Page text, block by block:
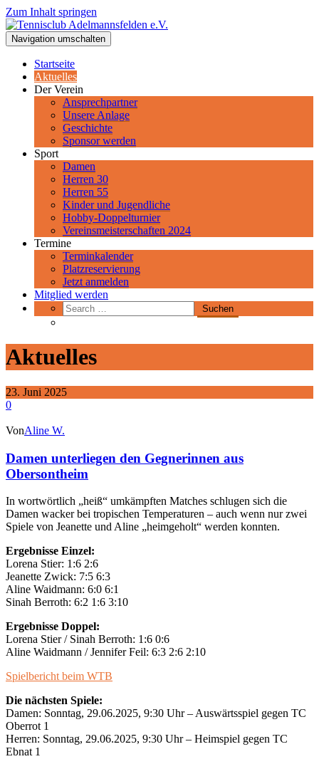
Zum Inhalt springen
Tennisclub Adelmannsfelden e.V.
Spiel, Satz und Sieg! Herzlich Willkommen beim Tennisclub
Adelmannsfelden im schwäbischen Ostalbkreis.
Navigation umschalten
Startseite
Aktuelles
Der Verein
Ansprechpartner
Unsere Anlage
Geschichte
Sponsor werden
Sport
Damen
Herren 30
Herren 55
Kinder und Jugendliche
Hobby-Doppelturnier
Vereinsmeisterschaften 2024
Termine
Terminkalender
Platzreservierung
Jetzt anmelden
Mitglied werden
Aktuelles
23. Juni 2025
0
VonAline W.
Damen unterliegen den Gegnerinnen aus
Obersontheim
In wortwörtlich „heiß“ umkämpften Matches schlugen sich die
Damen wacker bei tropischen Temperaturen – auch wenn nur zwei
Spiele von Jeanette und Aline „heimgeholt“ werden konnten.
Ergebnisse Einzel:
Lorena Stier: 1:6 2:6
Jeanette Zwick: 7:5 6:3
Aline Waidmann: 6:0 6:1
Sinah Berroth: 6:2 1:6 3:10
Ergebnisse Doppel:
Lorena Stier / Sinah Berroth: 1:6 0:6
Aline Waidmann / Jennifer Feil: 6:3 2:6 2:10
Spielbericht beim WTB
Die nächsten Spiele:
Damen: Sonntag, 29.06.2025, 9:30 Uhr – Auswärtsspiel gegen TC
Oberrot 1
Herren: Sonntag, 29.06.2025, 9:30 Uhr – Heimspiel gegen TC
Ebnat 1